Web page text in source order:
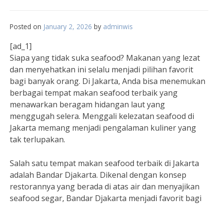
Posted on January 2, 2026 by adminwis
[ad_1]
Siapa yang tidak suka seafood? Makanan yang lezat
dan menyehatkan ini selalu menjadi pilihan favorit
bagi banyak orang. Di Jakarta, Anda bisa menemukan
berbagai tempat makan seafood terbaik yang
menawarkan beragam hidangan laut yang
menggugah selera. Menggali kelezatan seafood di
Jakarta memang menjadi pengalaman kuliner yang
tak terlupakan.
Salah satu tempat makan seafood terbaik di Jakarta
adalah Bandar Djakarta. Dikenal dengan konsep
restorannya yang berada di atas air dan menyajikan
seafood segar, Bandar Djakarta menjadi favorit bagi